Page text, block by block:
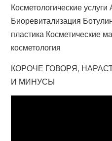
Косметологические
Биоревитализация
пластика Косметические
косметология
КОРОЧЕ ГОВОРЯ,
И МИНУСЫ